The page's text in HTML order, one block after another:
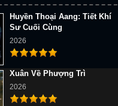
Huyền Thoại Aang: Tiết Khí
Sư Cuối Cùng
2026
Xuân Về Phượng Trì
2026